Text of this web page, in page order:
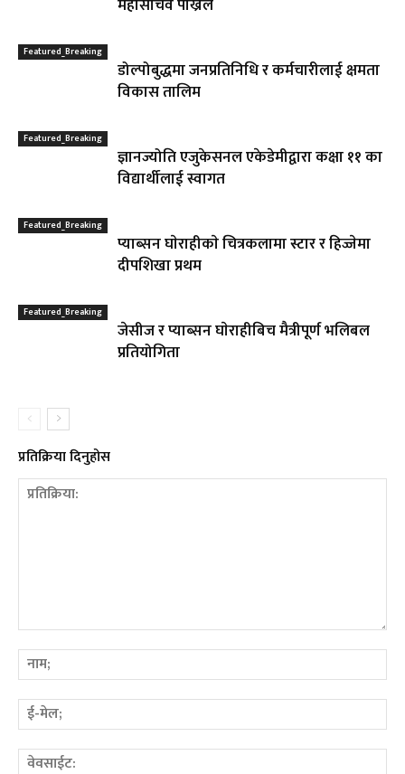
महासचिव पाेख्रेल
Featured_Breaking
डोल्पोबुद्धमा जनप्रतिनिधि र कर्मचारीलाई क्षमता
विकास तालिम
Featured_Breaking
ज्ञानज्योति एजुकेसनल एकेडेमीद्वारा कक्षा ११ का
विद्यार्थीलाई स्वागत
Featured_Breaking
प्याब्सन घाेराहीकाे चित्रकलामा स्टार र हिज्जेमा
दीपशिखा प्रथम
Featured_Breaking
जेसीज र प्याब्सन घाेराहीबिच मैत्रीपूर्ण भलिबल
प्रतियोगिता
प्रतिक्रिया दिनुहोस